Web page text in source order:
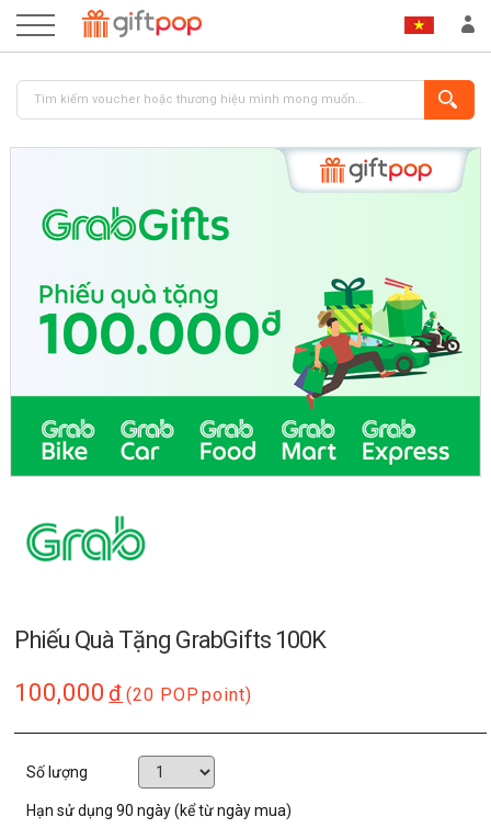
ĐĂNG NHẬP ĐĂNG KÝ
Phiếu Quà Tặng GrabGifts 100K
100,000 đ (20 POP point)
Số lượng
Hạn sử dụng90 ngày (kể từ ngày mua)